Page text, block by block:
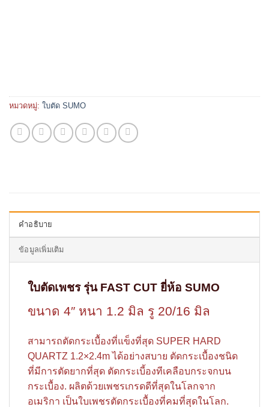
หมวดหมู่: ใบตัด SUMO
คำอธิบาย
ข้อมูลเพิ่มเติม
ใบตัดเพชร รุ่น FAST CUT ยี่ห้อ SUMO
ขนาด 4″ หนา 1.2 มิล รู 20/16 มิล
สามารถตัดกระเบื้องที่แข็งที่สุด SUPER HARD
QUARTZ 1.2×2.4m ได้อย่างสบาย ตัดกระเบื้องชนิด
ที่มีการตัดยากที่สุด ตัดกระเบี้องทีเคลือบกระจกบน
กระเบื้อง. ผลิตด้วยเพชรเกรดดีที่สุดในโลกจาก
อเมริกา เป็นใบเพชรตัดกระเบื้องที่คมที่สุดในโลก.